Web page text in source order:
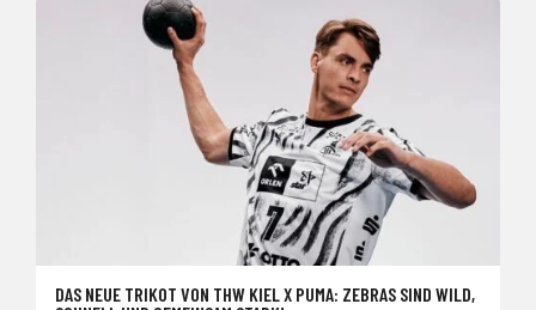
DAS NEUE TRIKOT VON THW KIEL X PUMA: ZEBRAS SIND WILD,